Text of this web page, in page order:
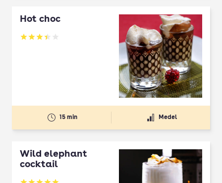
Hot choc
Betyg: 3.44 av 5
15 min Medel
Wild elephant
cocktail